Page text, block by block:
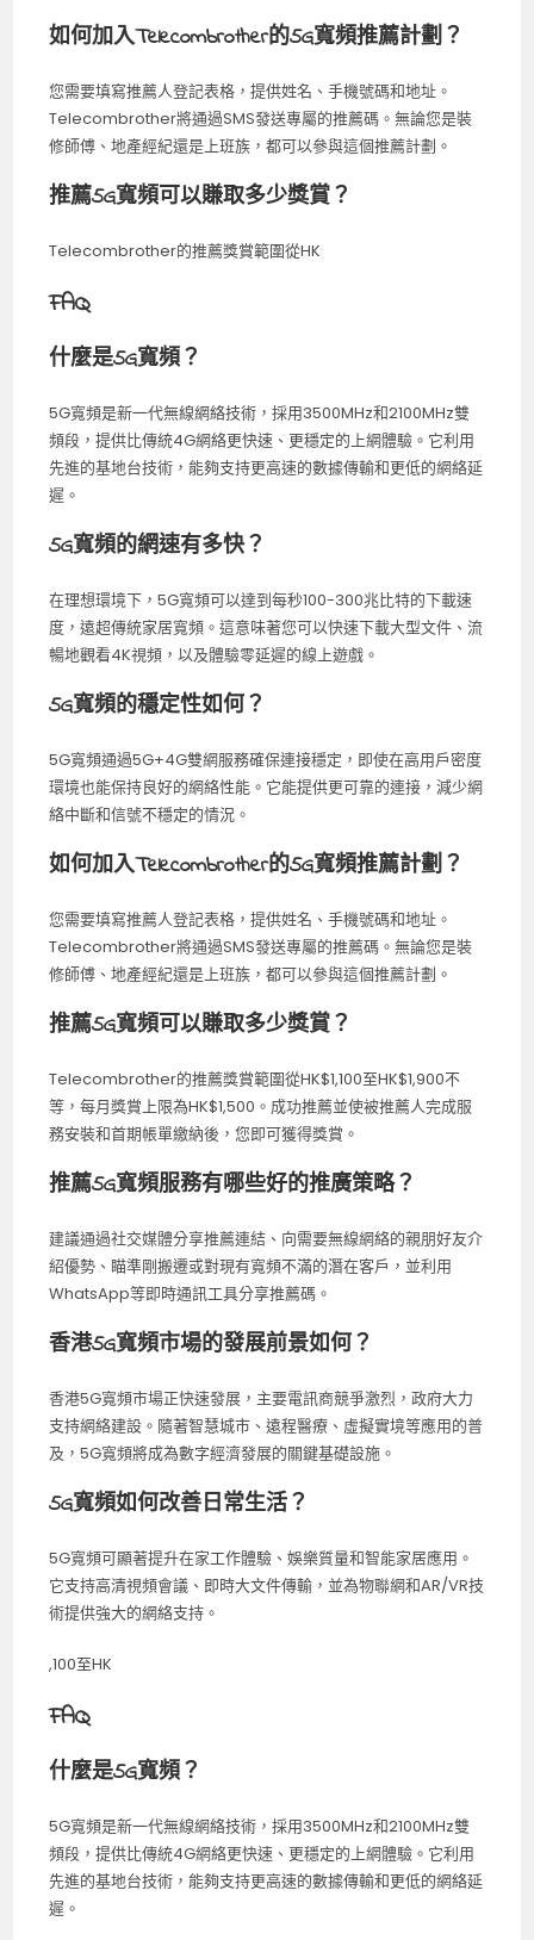
如何加入Telecombrother的5G寬頻推薦計劃？
您需要填寫推薦人登記表格，提供姓名、手機號碼和地址。
Telecombrother將通過SMS發送專屬的推薦碼。無論您是裝
修師傅、地產經紀還是上班族，都可以參與這個推薦計劃。
推薦5G寬頻可以賺取多少獎賞？
Telecombrother的推薦獎賞範圍從HK
FAQ
什麼是5G寬頻？
5G寬頻是新一代無線網絡技術，採用3500MHz和2100MHz雙
頻段，提供比傳統4G網絡更快速、更穩定的上網體驗。它利用
先進的基地台技術，能夠支持更高速的數據傳輸和更低的網絡延
遲。
5G寬頻的網速有多快？
在理想環境下，5G寬頻可以達到每秒100-300兆比特的下載速
度，遠超傳統家居寬頻。這意味著您可以快速下載大型文件、流
暢地觀看4K視頻，以及體驗零延遲的線上遊戲。
5G寬頻的穩定性如何？
5G寬頻通過5G+4G雙網服務確保連接穩定，即使在高用戶密度
環境也能保持良好的網絡性能。它能提供更可靠的連接，減少網
絡中斷和信號不穩定的情況。
如何加入Telecombrother的5G寬頻推薦計劃？
您需要填寫推薦人登記表格，提供姓名、手機號碼和地址。
Telecombrother將通過SMS發送專屬的推薦碼。無論您是裝
修師傅、地產經紀還是上班族，都可以參與這個推薦計劃。
推薦5G寬頻可以賺取多少獎賞？
Telecombrother的推薦獎賞範圍從HK$1,100至HK$1,900不
等，每月獎賞上限為HK$1,500。成功推薦並使被推薦人完成服
務安裝和首期帳單繳納後，您即可獲得獎賞。
推薦5G寬頻服務有哪些好的推廣策略？
建議通過社交媒體分享推薦連結、向需要無線網絡的親朋好友介
紹優勢、瞄準剛搬遷或對現有寬頻不滿的潛在客戶，並利用
WhatsApp等即時通訊工具分享推薦碼。
香港5G寬頻市場的發展前景如何？
香港5G寬頻市場正快速發展，主要電訊商競爭激烈，政府大力
支持網絡建設。隨著智慧城市、遠程醫療、虛擬實境等應用的普
及，5G寬頻將成為數字經濟發展的關鍵基礎設施。
5G寬頻如何改善日常生活？
5G寬頻可顯著提升在家工作體驗、娛樂質量和智能家居應用。
它支持高清視頻會議、即時大文件傳輸，並為物聯網和AR/VR技
術提供強大的網絡支持。
,100至HK
FAQ
什麼是5G寬頻？
5G寬頻是新一代無線網絡技術，採用3500MHz和2100MHz雙
頻段，提供比傳統4G網絡更快速、更穩定的上網體驗。它利用
先進的基地台技術，能夠支持更高速的數據傳輸和更低的網絡延
遲。